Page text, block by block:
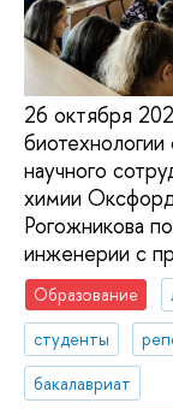
26 октября
научного
химии
Рогожникова
инженерии с
Образование
студенты
бакалавриат